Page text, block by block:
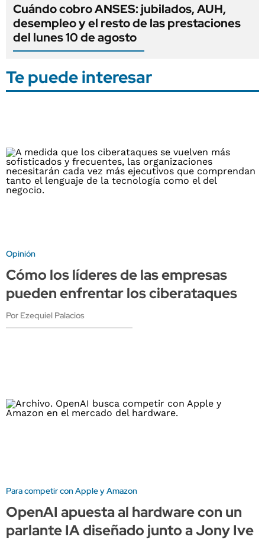
Cuándo cobro ANSES: jubilados, AUH,
desempleo y el resto de las prestaciones
del lunes 10 de agosto
Te puede interesar
Opinión
Cómo los líderes de las empresas
pueden enfrentar los ciberataques
Por Ezequiel Palacios
Para competir con Apple y Amazon
OpenAI apuesta al hardware con un
parlante IA diseñado junto a Jony Ive